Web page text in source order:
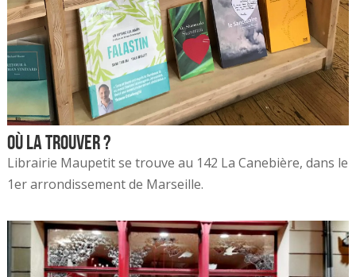
Où la trouver ?
Librairie Maupetit se trouve au 142 La Canebière, dans le
1er arrondissement de Marseille.